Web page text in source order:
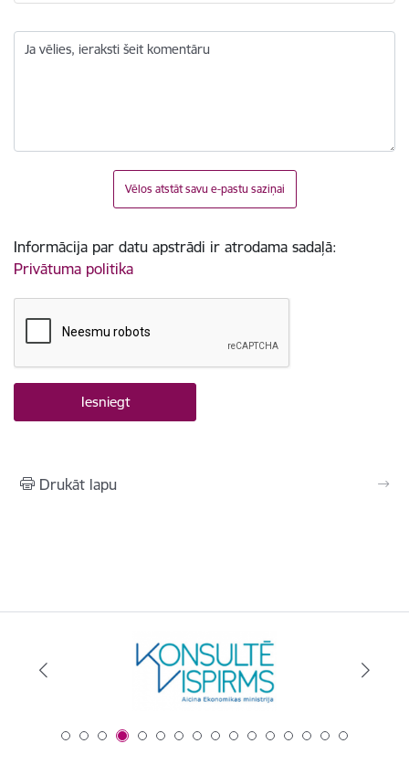
Ja vēlies, ieraksti šeit komentāru
Vēlos atstāt savu e-pastu saziņai
Informācija par datu apstrādi ir atrodama sadaļā:
Privātuma politika
Drukāt lapu